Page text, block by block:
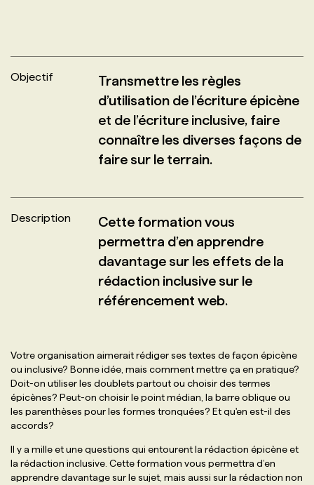
FAQ
ANNONCEZ AVEC NOUS
Objectif
Transmettre les règles
d’utilisation de l’écriture épicène
et de l’écriture inclusive, faire
connaître les diverses façons de
faire sur le terrain.
Description
Cette formation vous
permettra d’en apprendre
davantage sur les effets de la
rédaction inclusive sur le
référencement web.
Votre organisation aimerait rédiger ses textes de façon épicène
ou inclusive? Bonne idée, mais comment mettre ça en pratique?
Doit-on utiliser les doublets partout ou choisir des termes
épicènes? Peut-on choisir le point médian, la barre oblique ou
les parenthèses pour les formes tronquées? Et qu'en est-il des
accords?
Il y a mille et une questions qui entourent la rédaction épicène et
la rédaction inclusive. Cette formation vous permettra d’en
apprendre davantage sur le sujet, mais aussi sur la rédaction non